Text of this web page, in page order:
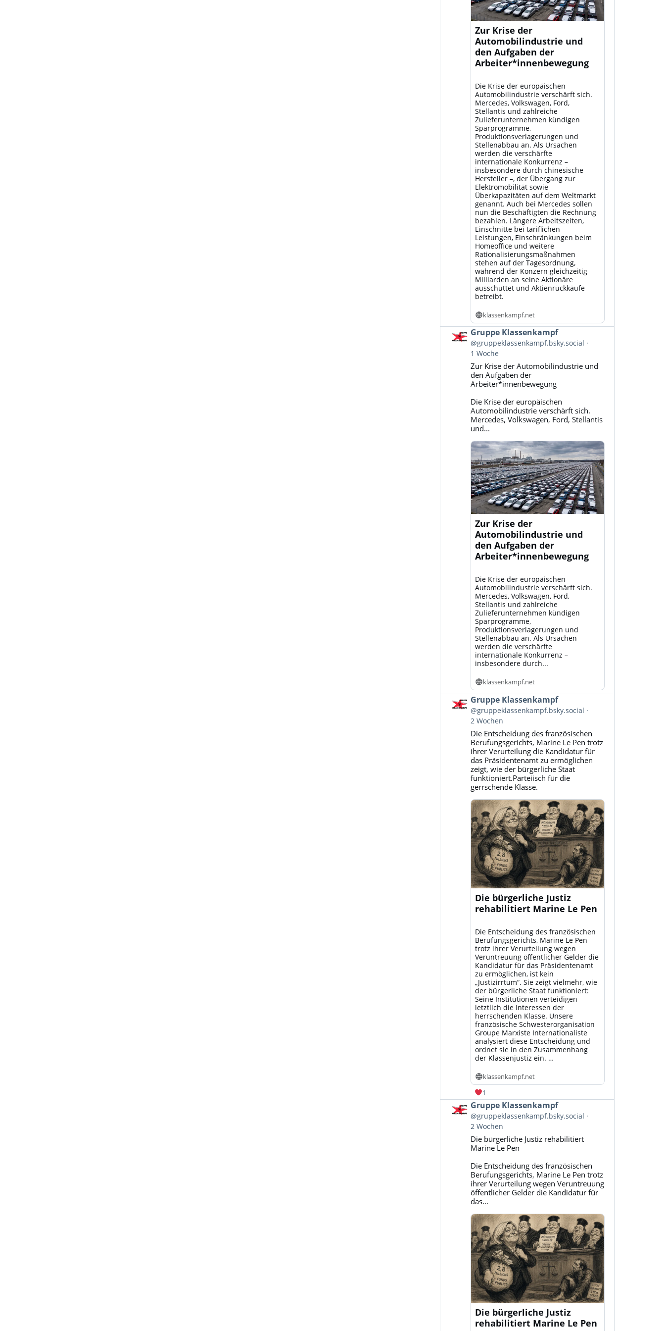
Zur Krise der
Automobilindustrie und
den Aufgaben der
Arbeiter*innenbewegung
Die Krise der europäischen
Automobilindustrie verschärft sich.
Mercedes, Volkswagen, Ford,
Stellantis und zahlreiche
Zulieferunternehmen kündigen
Sparprogramme,
Produktionsverlagerungen und
Stellenabbau an. Als Ursachen
werden die verschärfte
internationale Konkurrenz –
insbesondere durch chinesische
Hersteller –, der Übergang zur
Elektromobilität sowie
Überkapazitäten auf dem Weltmarkt
genannt. Auch bei Mercedes sollen
nun die Beschäftigten die Rechnung
bezahlen. Längere Arbeitszeiten,
Einschnitte bei tariflichen
Leistungen, Einschränkungen beim
Homeoffice und weitere
Rationalisierungsmaßnahmen
stehen auf der Tagesordnung,
während der Konzern gleichzeitig
Milliarden an seine Aktionäre
ausschüttet und Aktienrückkäufe
betreibt.
klassenkampf.net
Beitrag
von
Gruppe
Klassenkampf
Bluesky
Gruppe Klassenkampf
@gruppeklassenkampf.bsky.social
1 Woche
Zur Krise der Automobilindustrie und
den Aufgaben der
Arbeiter*innenbewegung
Die Krise der europäischen
Automobilindustrie verschärft sich.
Mercedes, Volkswagen, Ford, Stellantis
und...
Zur Krise der
Automobilindustrie und
den Aufgaben der
Arbeiter*innenbewegung
Die Krise der europäischen
Automobilindustrie verschärft sich.
Mercedes, Volkswagen, Ford,
Stellantis und zahlreiche
Zulieferunternehmen kündigen
Sparprogramme,
Produktionsverlagerungen und
Stellenabbau an. Als Ursachen
werden die verschärfte
internationale Konkurrenz –
insbesondere durch...
klassenkampf.net
Beitrag
von
Gruppe
Klassenkampf
Bluesky
ansehen
Gruppe Klassenkampf
@gruppeklassenkampf.bsky.social
2 Wochen
Die Entscheidung des französischen
Berufungsgerichts, Marine Le Pen trotz
ihrer Verurteilung die Kandidatur für
das Präsidentenamt zu ermöglichen
zeigt, wie der bürgerliche Staat
funktioniert.Parteiisch für die
gerrschende Klasse.
Die bürgerliche Justiz
rehabilitiert Marine Le Pen
Die Entscheidung des französischen
Berufungsgerichts, Marine Le Pen
trotz ihrer Verurteilung wegen
Veruntreuung öffentlicher Gelder die
Kandidatur für das Präsidentenamt
zu ermöglichen, ist kein
„Justizirrtum“. Sie zeigt vielmehr, wie
der bürgerliche Staat funktioniert:
Seine Institutionen verteidigen
letztlich die Interessen der
herrschenden Klasse. Unsere
französische Schwesterorganisation
Groupe Marxiste Internationaliste
analysiert diese Entscheidung und
ordnet sie in den Zusammenhang
der Klassenjustiz ein. …
klassenkampf.net
1
Beitrag
von
Gruppe
Klassenkampf
Bluesky
ansehen
Gruppe Klassenkampf
@gruppeklassenkampf.bsky.social
2 Wochen
Die bürgerliche Justiz rehabilitiert
Marine Le Pen
Die Entscheidung des französischen
Berufungsgerichts, Marine Le Pen trotz
ihrer Verurteilung wegen Veruntreuung
öffentlicher Gelder die Kandidatur für
das...
Die bürgerliche Justiz
rehabilitiert Marine Le Pen